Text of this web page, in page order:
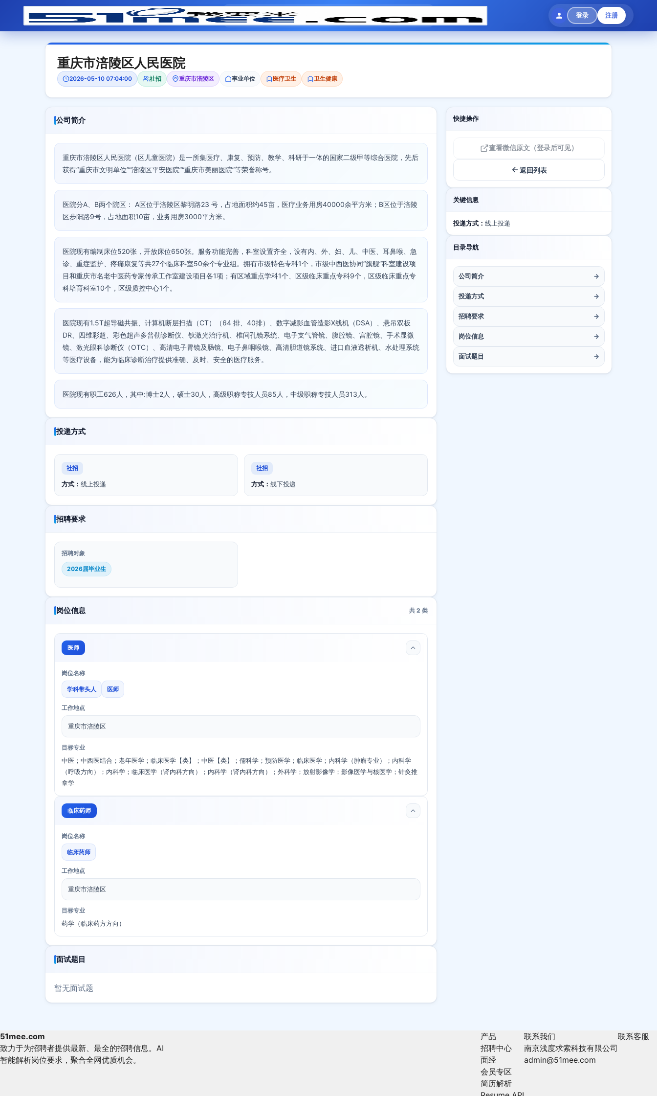
登录 注册
模拟面试 题目大全 招聘中心 会员专区
重庆市涪陵区人民医院
2026-05-10 07:04:00 社招 重庆市涪陵区 事业单位 医疗卫生 卫生健康
公司简介
重庆市涪陵区人民医院（区儿童医院）是一所集医疗、康复、预防、教学、科研于一体的国家二级甲等综合医院，先后
获得“重庆市文明单位”“涪陵区平安医院”“重庆市美丽医院”等荣誉称号。
医院分A、B两个院区： A区位于涪陵区黎明路23 号，占地面积约45亩，医疗业务用房40000余平方米；B区位于涪陵
区步阳路9号，占地面积10亩，业务用房3000平方米。
医院现有编制床位520张，开放床位650张。服务功能完善，科室设置齐全，设有内、外、妇、儿、中医、耳鼻喉、急
诊、重症监护、疼痛康复等共27个临床科室50余个专业组。拥有市级特色专科1个，市级中西医协同“旗舰”科室建设项
目和重庆市名老中医药专家传承工作室建设项目各1项；有区域重点学科1个、区级临床重点专科9个，区级临床重点专
科培育科室10个，区级质控中心1个。
医院现有1.5T超导磁共振、计算机断层扫描（CT）（64 排、40排）、数字减影血管造影X线机（DSA）、悬吊双板
DR、四维彩超、彩色超声多普勒诊断仪、钬激光治疗机、椎间孔镜系统、电子支气管镜、腹腔镜、宫腔镜、手术显微
镜、激光眼科诊断仪（OTC）、高清电子胃镜及肠镜、电子鼻咽喉镜、高清胆道镜系统、进口血液透析机、水处理系统
等医疗设备，能为临床诊断治疗提供准确、及时、安全的医疗服务。
医院现有职工626人，其中:博士2人，硕士30人，高级职称专技人员85人，中级职称专技人员313人。
投递方式
社招
方式： 线上投递
社招
方式： 线下投递
招聘要求
招聘对象
2026届毕业生
岗位信息 共 2 类
医师
岗位名称
学科带头人 医师
工作地点
重庆市涪陵区
目标专业
中医；中西医结合；老年医学；临床医学【类】；中医【类】；儒科学；预防医学；临床医学；内科学（肿瘤专业）；内科学
（呼吸方向）；内科学；临床医学（肾内科方向）；内科学（肾内科方向）；外科学；放射影像学；影像医学与核医学；针灸推
拿学
临床药师
岗位名称
临床药师
工作地点
重庆市涪陵区
目标专业
药学（临床药方方向）
面试题目
暂无面试题
快捷操作
查看微信原文（登录后可见）
返回列表
关键信息
投递方式： 线上投递
目录导航
公司简介 →
投递方式 →
招聘要求 →
岗位信息 →
面试题目 →
51mee.com
致力于为招聘者提供最新、最全的招聘信息。AI
智能解析岗位要求，聚合全网优质机会。
产品
招聘中心
面经
会员专区
简历解析
联系我们
南京浅度求索科技有限公司
admin@51mee.com
联系客服